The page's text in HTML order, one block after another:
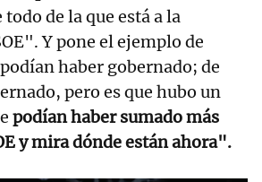
todo de la que está a la
Y pone el ejemplo de
haber gobernado; de
pero es que hubo un
podían haber sumado más
y mira dónde están ahora".